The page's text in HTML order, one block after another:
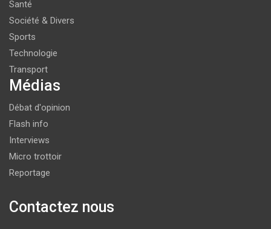
Santé
Société & Divers
Sports
Technologie
Transport
Médias
Débat d'opinion
Flash info
Interviews
Micro trottoir
Reportage
Contactez nous